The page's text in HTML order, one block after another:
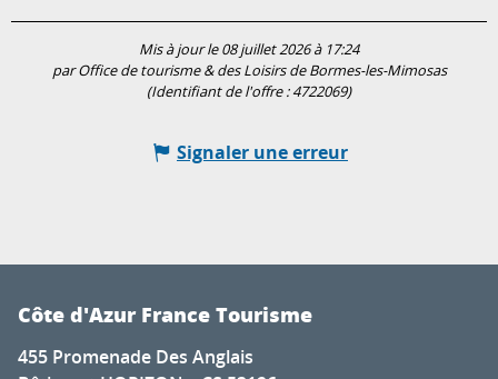
Mis à jour le 08 juillet 2026 à 17:24
par Office de tourisme & des Loisirs de Bormes-les-Mimosas
(Identifiant de l'offre :4722069)
Signaler une erreur
Côte d'Azur France Tourisme
455 Promenade Des Anglais